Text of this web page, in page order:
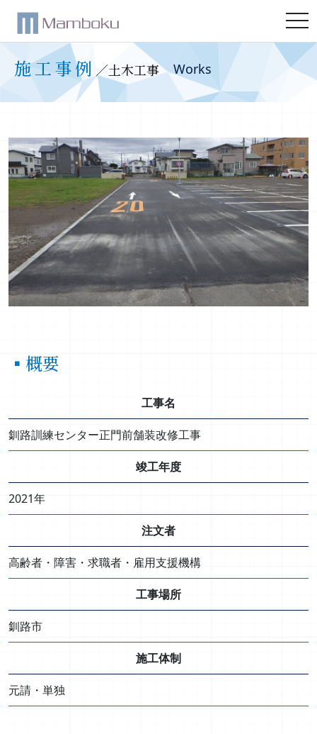
施工事例 ／土木工事 Works
▪概要
工事名
釧路訓練センター正門前舗装改修工事
竣工年度
2021年
注文者
高齢者・障害・求職者・雇用支援機構
工事場所
釧路市
施工体制
元請・単独